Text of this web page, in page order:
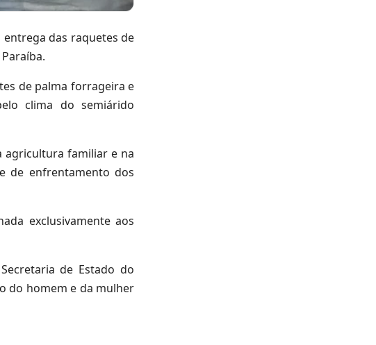
das raquetes de
de palma forrageira e
clima do semiárido
agricultura familiar e na
de enfrentamento dos
exclusivamente aos
de Estado do
do homem e da mulher